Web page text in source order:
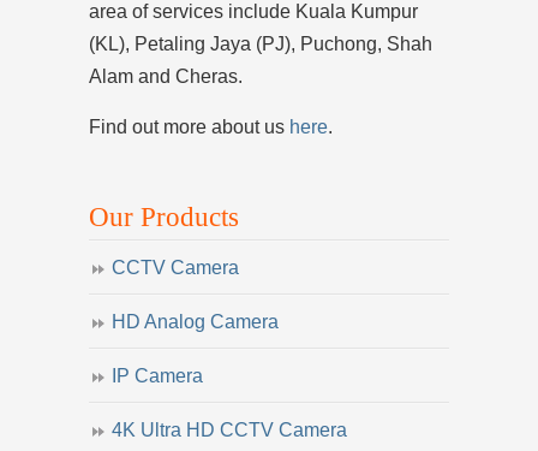
area of services include Kuala Kumpur
(KL), Petaling Jaya (PJ), Puchong, Shah
Alam and Cheras.
Find out more about us here.
Our Products
CCTV Camera
HD Analog Camera
IP Camera
4K Ultra HD CCTV Camera